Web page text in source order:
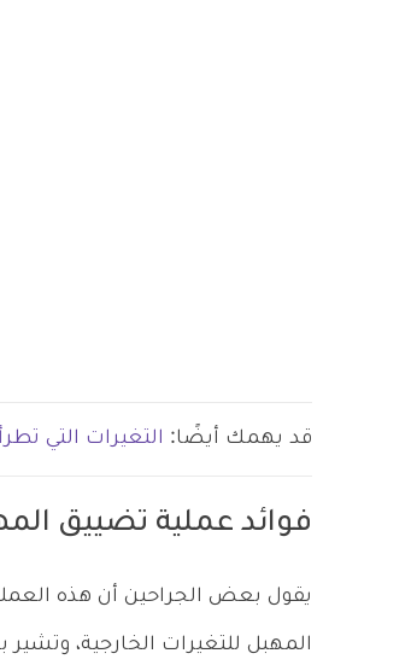
قد يهمك أيضًا: التغيرات التي
فوائد عملية تضييق
يقول بعض الجراحين أن هذه
المهبل للتغيرات الخارجية،